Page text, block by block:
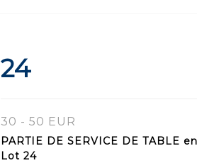
24
30 - 50 EUR
PARTIE DE SERVICE DE TABLE
Lot 24